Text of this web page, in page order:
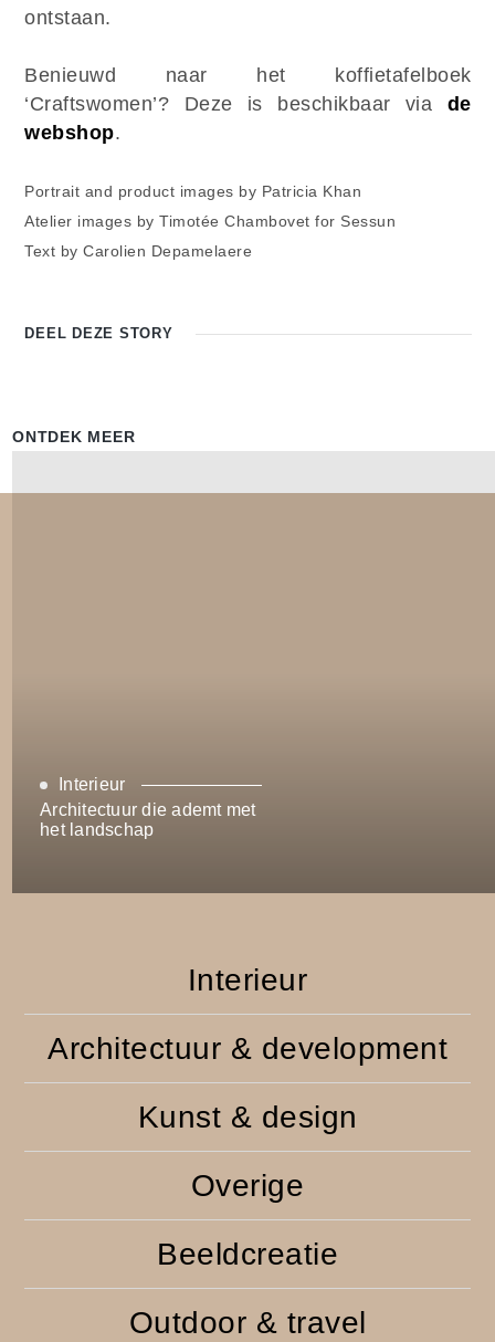
ontstaan.
Benieuwd naar het koffietafelboek
‘Craftswomen’? Deze is beschikbaar via de
webshop.
Portrait and product images by Patricia Khan
Atelier images by Timotée Chambovet for Sessun
Text by Carolien Depamelaere
DEEL DEZE STORY
ONTDEK MEER
Interieur
Architectuur die ademt met
het landschap
Interieur
Architectuur & development
Kunst & design
Overige
Beeldcreatie
Outdoor & travel